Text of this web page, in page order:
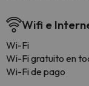
Wifi e
Wi-Fi
Wi-Fi gratuito en
Wi-Fi de pago